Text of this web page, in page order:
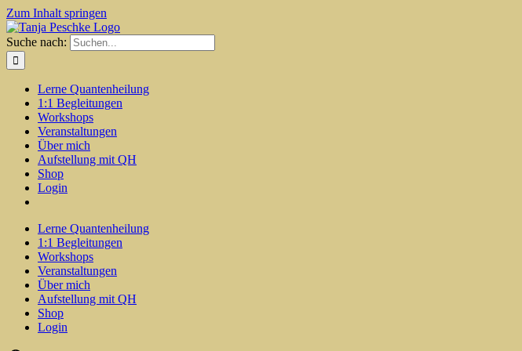
Zum Inhalt springen
Suche nach:
Lerne Quantenheilung
1:1 Begleitungen
Workshops
Veranstaltungen
Über mich
Aufstellung mit QH
Shop
Login
Lerne Quantenheilung
1:1 Begleitungen
Workshops
Veranstaltungen
Über mich
Aufstellung mit QH
Shop
Login